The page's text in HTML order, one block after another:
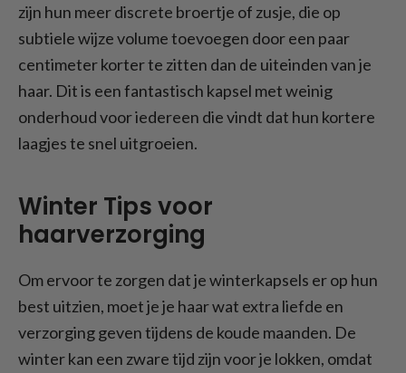
zijn hun meer discrete broertje of zusje, die op
subtiele wijze volume toevoegen door een paar
centimeter korter te zitten dan de uiteinden van je
haar. Dit is een fantastisch kapsel met weinig
onderhoud voor iedereen die vindt dat hun kortere
laagjes te snel uitgroeien.
Winter Tips voor
haarverzorging
Om ervoor te zorgen dat je winterkapsels er op hun
best uitzien, moet je je haar wat extra liefde en
verzorging geven tijdens de koude maanden. De
winter kan een zware tijd zijn voor je lokken, omdat